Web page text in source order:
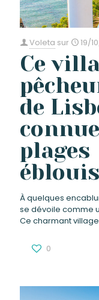
Voleta sur 19/
Ce
de
plages
À quelques
se dévoile comme
Ce charmant
0